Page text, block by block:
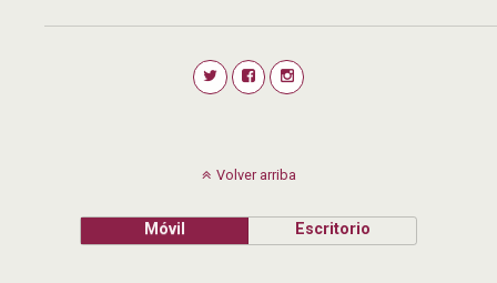
Volver arriba
Móvil Escritorio